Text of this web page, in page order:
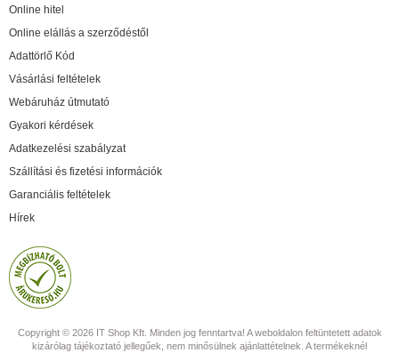
Online hitel
Online elállás a szerződéstől
Adattörlő Kód
Vásárlási feltételek
Webáruház útmutató
Gyakori kérdések
Adatkezelési szabályzat
Szállítási és fizetési információk
Garanciális feltételek
Hírek
Copyright © 2026 IT Shop Kft. Minden jog fenntartva! A weboldalon feltüntetett adatok
kizárólag tájékoztató jellegűek, nem minősülnek ajánlattételnek. A termékeknél